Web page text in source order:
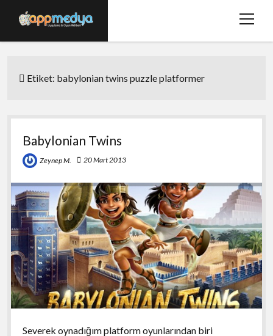
menüyü
Hakkımızda
twitterfacebook
Etiket: babylonian twins puzzle platformer
Babylonian Twins
Zeynep M. 20 Mart 2013
Severek oynadığım platform oyunlarından biri